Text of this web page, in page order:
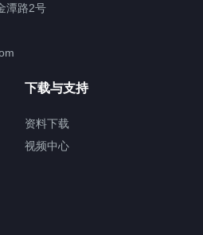
潭路2号
下载与支持
资料下载
视频中心